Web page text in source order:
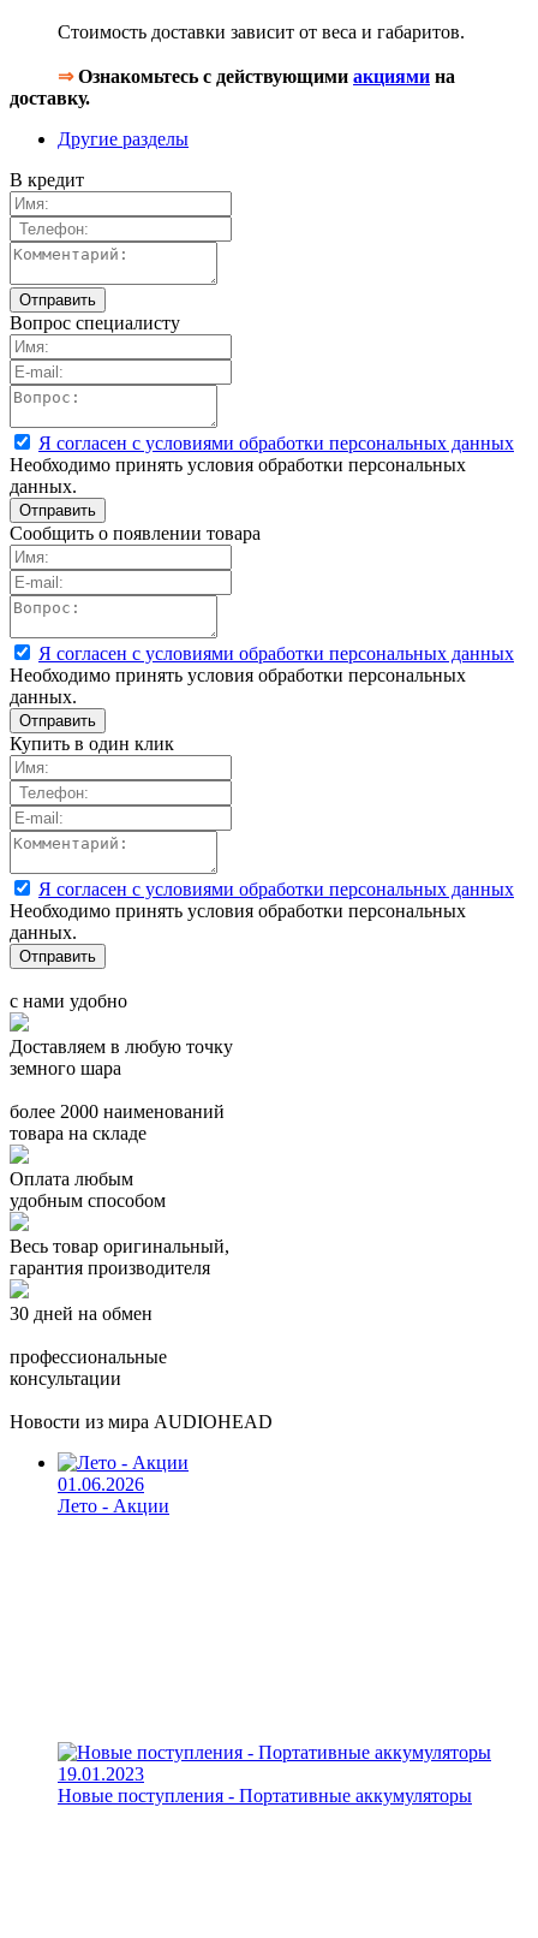
Стоимость доставки зависит от веса и габаритов.
⇒Ознакомьтесь с действующими акциями на
доставку.
Другие разделы
В кредит
Вопрос специалисту
Я согласен с условиями обработки персональных данных
Необходимо принять условия обработки персональных
данных.
Сообщить о появлении товара
Я согласен с условиями обработки персональных данных
Необходимо принять условия обработки персональных
данных.
Купить в один клик
Я согласен с условиями обработки персональных данных
Необходимо принять условия обработки персональных
данных.
с нами удобно
Доставляем в любую точку
земного шара
более 2000 наименований
товара на складе
Оплата любым
удобным способом
Весь товар оригинальный,
гарантия производителя
30 дней на обмен
профессиональные
консультации
Новости из мира AUDIOHEAD
01.06.2026
Лето - Акции
19.01.2023
Новые поступления - Портативные аккумуляторы